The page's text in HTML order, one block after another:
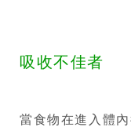
吸收不佳者
當食物在進入體